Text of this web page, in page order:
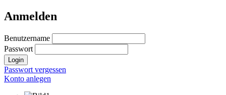
Anmelden
Benutzername
Passwort
Login
Passwort vergessen
Konto anlegen